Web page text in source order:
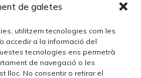
de galetes
utilitzem tecnologies com les
accedir a la informació del
tecnologies ens permetrà
de navegació o les
lloc. No consentir o retirar el